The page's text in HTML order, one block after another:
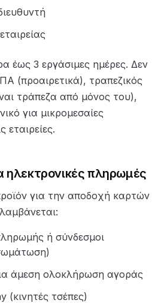
έως 3 εργάσιμες ημέρες. Δεν
(προαιρετικά), τραπεζικός
τράπεζα από μόνος του),
για μικρομεσαίες
εταιρείες.
ηλεκτρονικές πληρωμές
για την αποδοχή καρτών
ή σύνδεσμοι
άμεση ολοκλήρωση αγοράς
(κινητές τσέπες)